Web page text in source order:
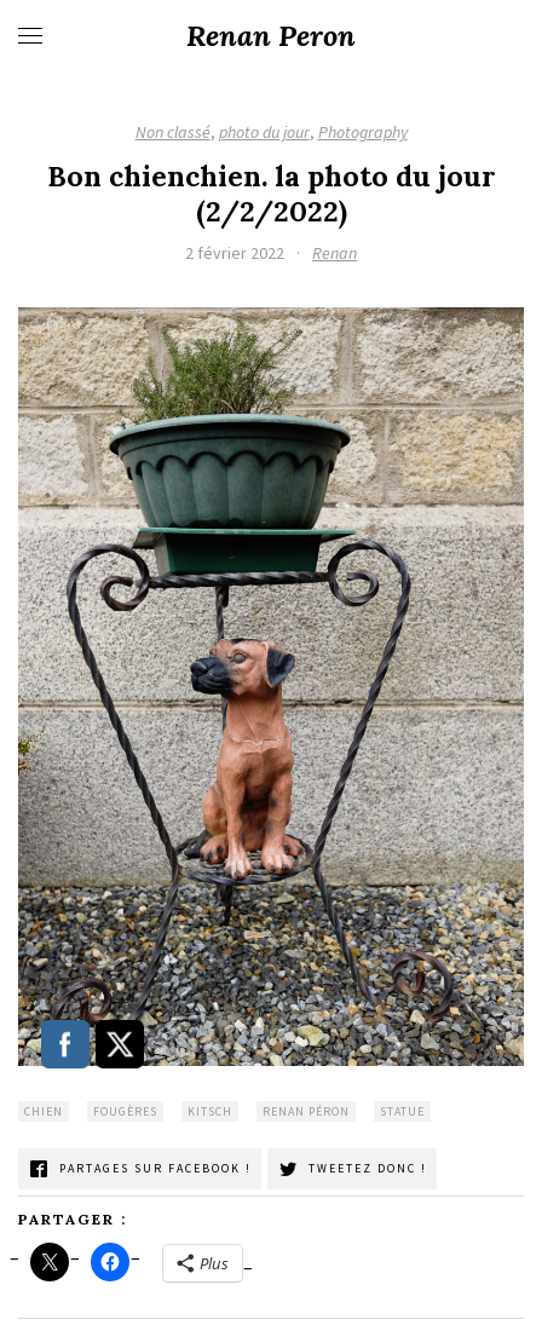
Renan Peron
Non classé, photo du jour, Photography
Bon chienchien. la photo du jour
(2/2/2022)
2 février 2022 · Renan
CHIEN FOUGÈRES KITSCH RENAN PÉRON STATUE
PARTAGES SUR FACEBOOK ! TWEETEZ DONC !
PARTAGER :
Plus